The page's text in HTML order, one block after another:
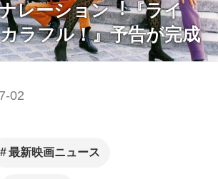
レーション︕『ライ
ラフル！』予告が完成
02
最新映画ニュース